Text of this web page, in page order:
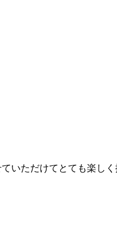
いただけてとても楽し